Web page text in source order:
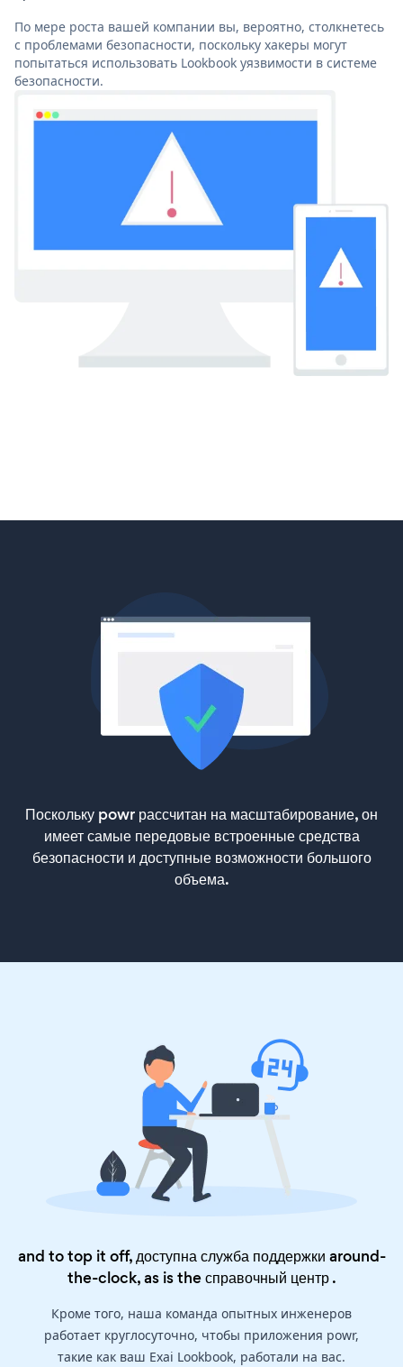
По мере роста вашей компании вы, вероятно, столкнетесь
с проблемами безопасности, поскольку хакеры могут
попытаться использовать Lookbook уязвимости в системе
безопасности.
Поскольку powr рассчитан на масштабирование, он
имеет самые передовые встроенные средства
безопасности и доступные возможности большого
объема.
and to top it off, доступна служба поддержки around-
the-clock, as is theсправочный центр.
Кроме того, наша команда опытных инженеров
работает круглосуточно, чтобы приложения powr,
такие как ваш Exai Lookbook, работали на вас.